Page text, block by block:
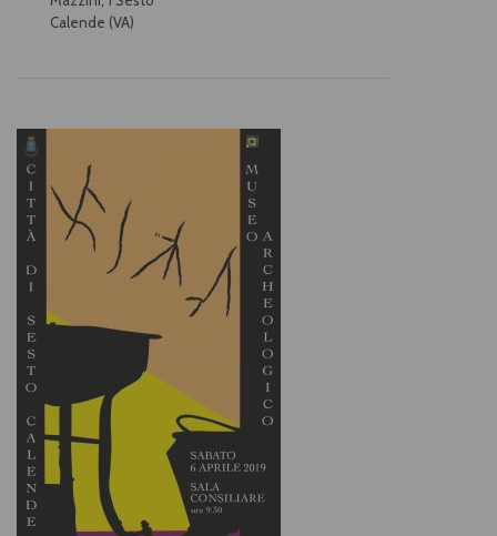
Calende (VA)